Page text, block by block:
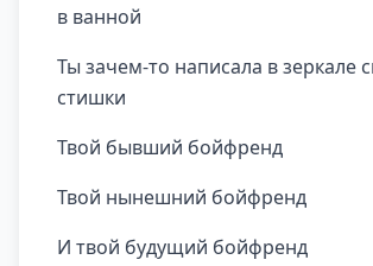
в ванной
Ты зачем-то написала в зеркале
стишки
Твой бывший бойфренд
Твой нынешний бойфренд
И твой будущий бойфренд